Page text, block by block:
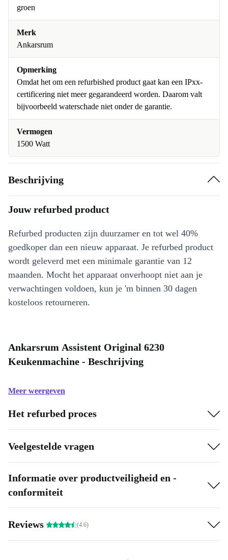
groen
Merk
Ankarsrum
Opmerking
Omdat het om een refurbished product gaat kan een IPxx-
certificering niet meer gegarandeerd worden. Daarom valt
bijvoorbeeld waterschade niet onder de garantie.
Vermogen
1500 Watt
Beschrijving
Jouw refurbed product
Refurbed producten zijn duurzamer en tot wel 40%
goedkoper dan een nieuw apparaat. Je refurbed product
wordt geleverd met een minimale garantie van 12
maanden. Mocht het apparaat onverhoopt niet aan je
verwachtingen voldoen, kun je 'm binnen 30 dagen
kosteloos retourneren.
Ankarsrum Assistent Original 6230
Keukenmachine - Beschrijving
Meer weergeven
Het refurbed proces
Veelgestelde vragen
Informatie over productveiligheid en -
conformiteit
Reviews (4.6)